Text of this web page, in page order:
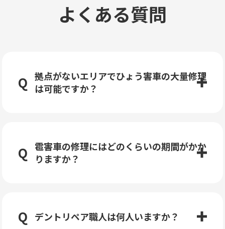
よくある質問
拠点がないエリアでひょう害車の大量修理
は可能ですか？
雹害車の修理にはどのくらいの期間がかか
りますか？
デントリペア職人は何人いますか？